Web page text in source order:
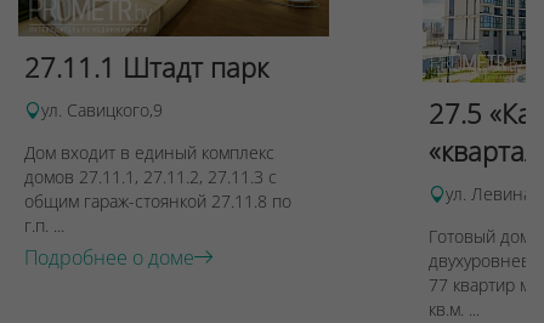
27.11.1 Штадт парк
ул. Савицкого,9
Дом входит в единый комплекс
домов 27.11.1, 27.11.2, 27.11.3 с
общим гараж-стоянкой 27.11.8 по
г.п. ...
Подробнее о доме
27.5
ул. Левина,
Готовый дом
77 квартир
кв.м. ...